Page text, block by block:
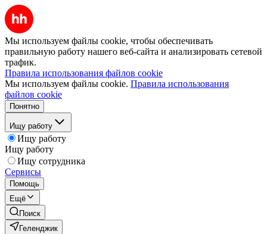
Мы используем файлы cookie, чтобы обеспечивать
правильную работу нашего веб-сайта и анализировать сетевой
трафик.
Правила использования файлов cookie
Мы используем файлы cookie. Правила использования
файлов cookie
Понятно
Ищу работу
Ищу работу
Ищу работу
Ищу сотрудника
Сервисы
Помощь
Ещё
Поиск
Геленджик